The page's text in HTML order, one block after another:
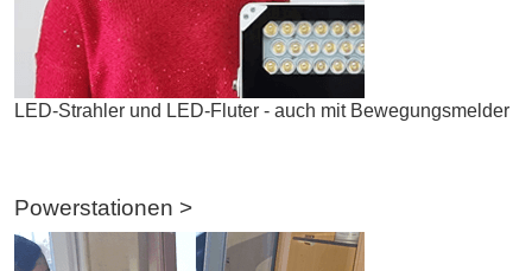
LED-Strahler und LED-Fluter - auch mit Bewegungsmelder
Powerstationen >